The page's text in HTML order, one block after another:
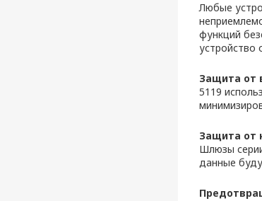
Любые
функций
устройство
Защита от
5119
Защита от
Шлюзы
данные